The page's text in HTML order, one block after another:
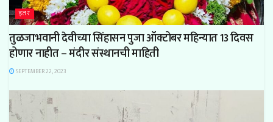
इतर
तुळजाभवानी देवीच्या सिंहासन पुजा ऑक्टोबर महिन्यात 13 दिवस
होणार नाहीत – मंदीर संस्थानची माहिती
SEPTEMBER 22, 2023